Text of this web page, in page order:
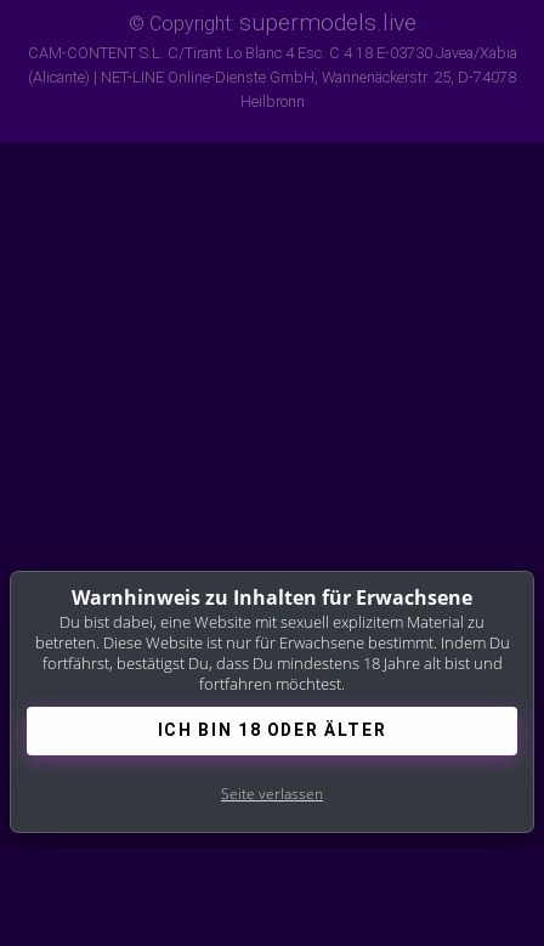
© Copyright: supermodels.live
CAM-CONTENT S.L. C/Tirant Lo Blanc 4 Esc. C 4 18 E-03730 Javea/Xabia
(Alicante) | NET-LINE Online-Dienste GmbH, Wannenäckerstr. 25, D-74078
Heilbronn
Warnhinweis zu Inhalten für Erwachsene
Du bist dabei, eine Website mit sexuell explizitem Material zu
betreten. Diese Website ist nur für Erwachsene bestimmt. Indem Du
fortfährst, bestätigst Du, dass Du mindestens 18 Jahre alt bist und
fortfahren möchtest.
ICH BIN 18 ODER ÄLTER
Seite verlassen